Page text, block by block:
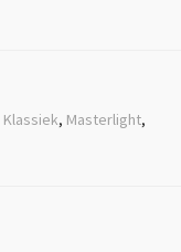
Klassiek, Masterlight,